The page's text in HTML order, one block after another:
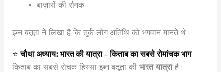
बाज़ारों की रौनक
इब्न बतूता ने लिखा है कि तुर्क लोग अतिथि को भगवान मानते थे।
⭐चौथा अध्याय: भारत की यात्रा – किताब का सबसे रोमांचक भाग
किताब का सबसे रोचक हिस्सा इब्न बतूता कीभारत यात्राहै।